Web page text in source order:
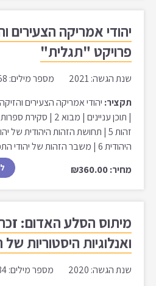
יהודי אמריקה הצעירים
פרויקט "תגלית"
שנת הגשה: 2021 מספר מילים: 8458
תקציר: יהודי אמריקה הצעירים
היהודית 6 | משבר הזהות של יהודי התפוצות 7 | תפיסות …
מחיר: ₪360.00
מיתוס הסלע האדום:
ואנלוגיות היסטוריות
שנת הגשה: 2020 מספר מילים: 5534